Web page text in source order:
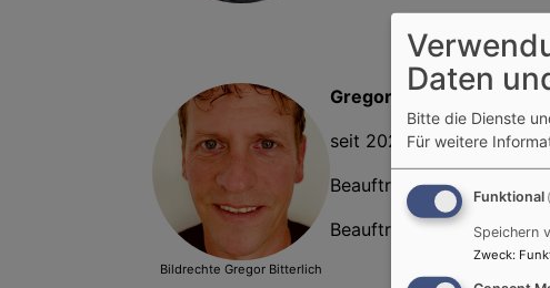
Bildrechte Gregor Bitterlich
Gregor Bitterlich
seit 2024 im
Beauftragter für
Beauftragter für
Daten
Bitte die Dienste
Für weitere
Funktional
Speichern
Zweck: